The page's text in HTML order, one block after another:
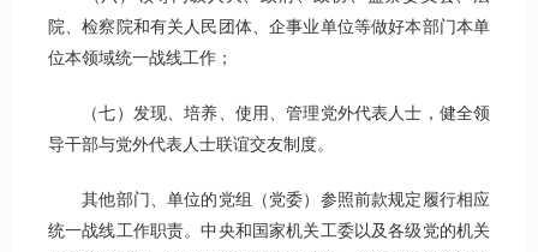
院、检察院和有关人民团体、企事业单位等做好本部门本单
位本领域统一战线工作；
（七）发现、培养、使用、管理党外代表人士，健全领
导干部与党外代表人士联谊交友制度。
其他部门、单位的党组（党委）参照前款规定履行相应
统一战线工作职责。中央和国家机关工委以及各级党的机关